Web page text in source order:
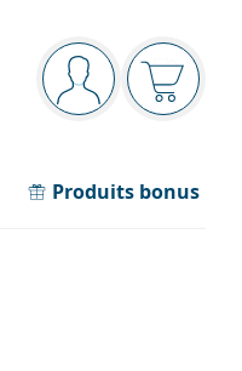
Barre de navigation
Vous êtesVotre
Produits bonus